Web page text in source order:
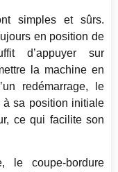
simples et sûrs.
en position de
d’appuyer sur
la machine en
redémarrage, le
à sa position initiale
ce qui facilite son
coupe-bordure